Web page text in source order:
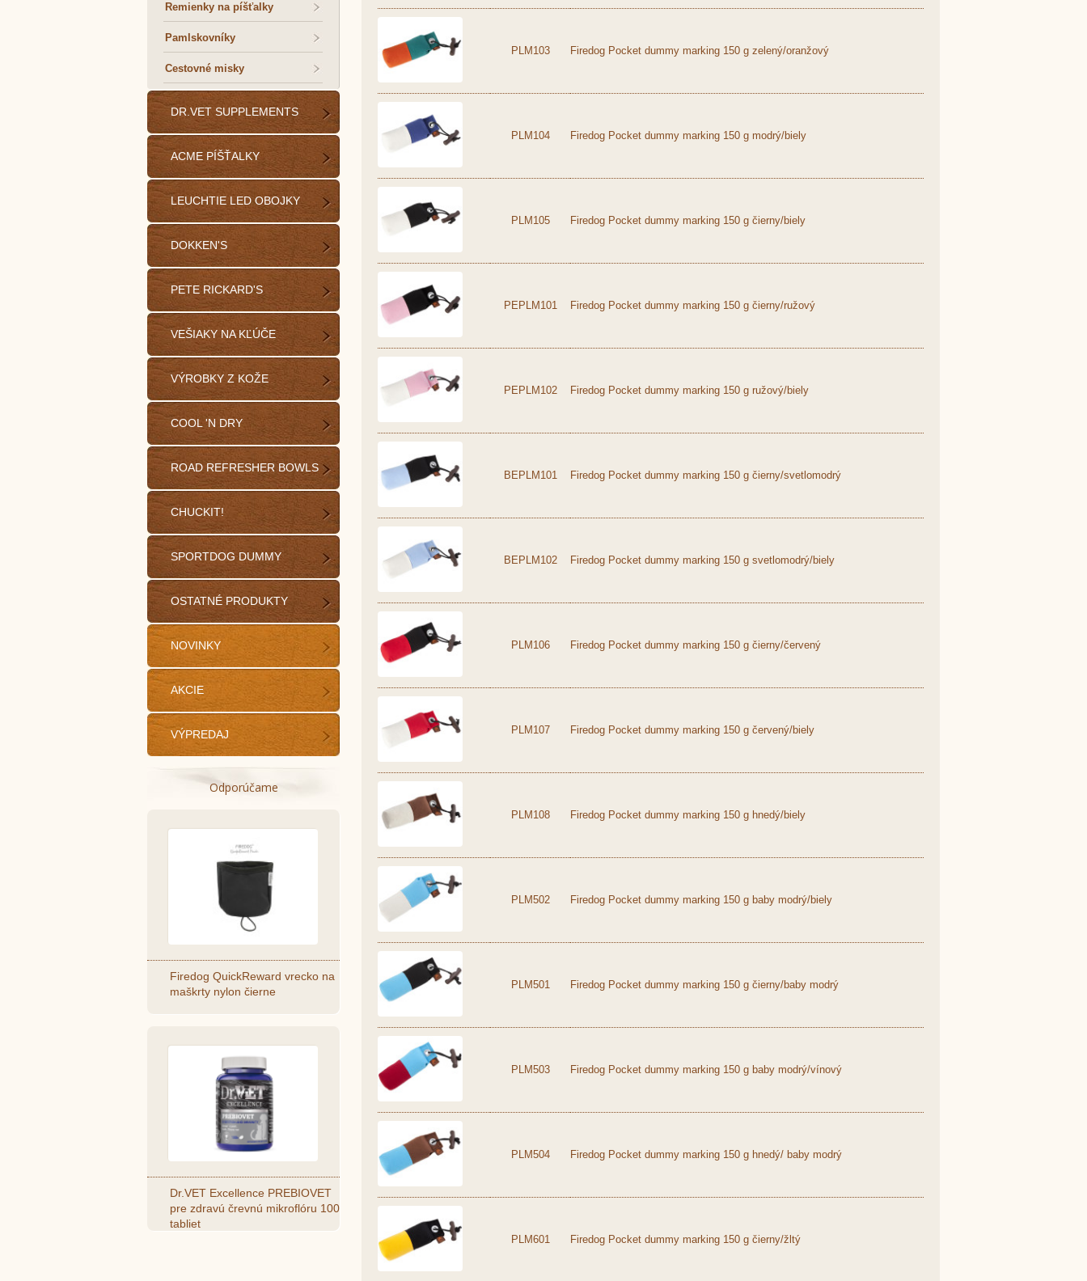
Remienky na píšťalky
Pamlskovníky
Cestovné misky
DR.VET SUPPLEMENTS
ACME PÍŠŤALKY
LEUCHTIE LED OBOJKY
DOKKEN'S
PETE RICKARD'S
VEŠIAKY NA KĽÚČE
VÝROBKY Z KOŽE
COOL 'N DRY
ROAD REFRESHER BOWLS
CHUCKIT!
SPORTDOG DUMMY
OSTATNÉ PRODUKTY
NOVINKY
AKCIE
VÝPREDAJ
Odporúčame
Firedog QuickReward vrecko na
maškrty nylon čierne
Dr.VET Excellence PREBIOVET
pre zdravú črevnú mikroflóru 100
tabliet
PLM103 Firedog Pocket dummy marking 150 g zelený/oranžový
PLM104 Firedog Pocket dummy marking 150 g modrý/biely
PLM105 Firedog Pocket dummy marking 150 g čierny/biely
PEPLM101 Firedog Pocket dummy marking 150 g čierny/ružový
PEPLM102 Firedog Pocket dummy marking 150 g ružový/biely
BEPLM101 Firedog Pocket dummy marking 150 g čierny/svetlomodrý
BEPLM102 Firedog Pocket dummy marking 150 g svetlomodrý/biely
PLM106 Firedog Pocket dummy marking 150 g čierny/červený
PLM107 Firedog Pocket dummy marking 150 g červený/biely
PLM108 Firedog Pocket dummy marking 150 g hnedý/biely
PLM502 Firedog Pocket dummy marking 150 g baby modrý/biely
PLM501 Firedog Pocket dummy marking 150 g čierny/baby modrý
PLM503 Firedog Pocket dummy marking 150 g baby modrý/vínový
PLM504 Firedog Pocket dummy marking 150 g hnedý/ baby modrý
PLM601 Firedog Pocket dummy marking 150 g čierny/žltý